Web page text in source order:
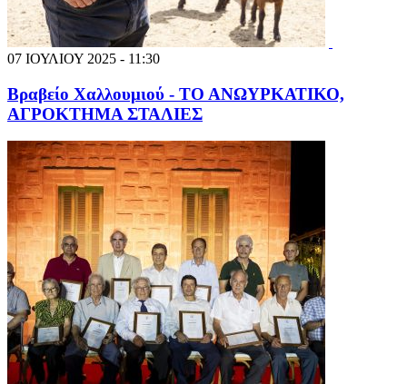
07 ΙΟΥΛΙΟΥ 2025 - 11:30
Βραβείο Χαλλουμιού - ΤΟ ΑΝΩΥΡΚΑΤΙΚΟ,
ΑΓΡΟΚΤΗΜΑ ΣΤΑΛΙΕΣ